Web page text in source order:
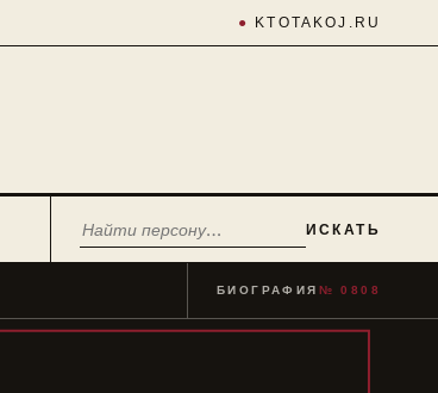
● KTOTAKOJ.RU
ИСКАТЬ
БИОГРАФИЯ № 0808